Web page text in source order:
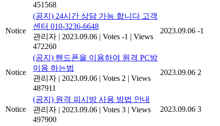
451568
Notice
(공지) 24시간 상담 가능 합니다 고객
센터 010-3236-6648
관리자 | 2023.09.06 | Votes -1 | Views
472260
2023.09.06 -1
Notice
(공지) 핸드폰을 이용하여 원격 PC방
이용 하는법
관리자 | 2023.09.06 | Votes 2 | Views
487911
2023.09.06 2
Notice
(공지) 원격 피시방 사용 방법 안내
관리자 | 2023.09.06 | Votes 3 | Views
497900
2023.09.06 3